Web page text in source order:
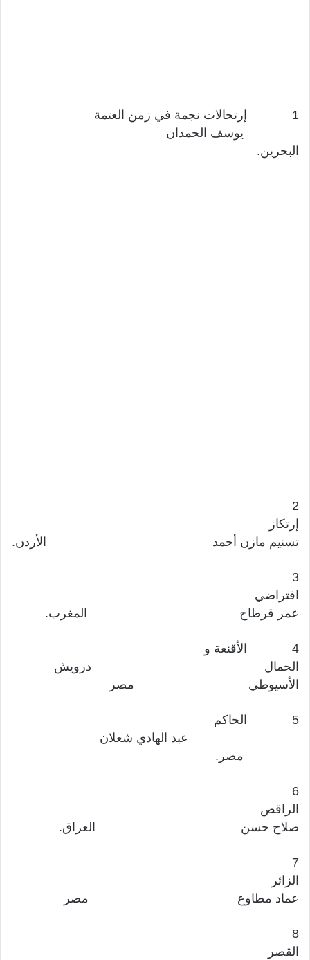
1 إرتحالات نجمة في زمن العتمة
يوسف الحمدان
البحرين.
إرتكاز
تسنيم مازن أحمد الأردن.
افتراضي
عمر قرطاح المغرب.
4 الأقنعة و
الحمال درويش
الأسيوطي مصر
5 الحاكم
عبد الهادي شعلان
مصر.
الراقص
صلاح حسن العراق.
الزائر
عماد مطاوع مصر
القصر